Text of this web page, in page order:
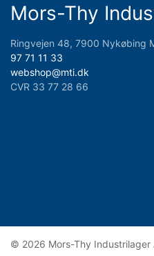
Mors-Thy
Ringvejen 48, 7900 Nykøbing
97 71 11 33
webshop@mti.dk
CVR 33 77 28 66
© 2026 Mors-Thy Industrilager